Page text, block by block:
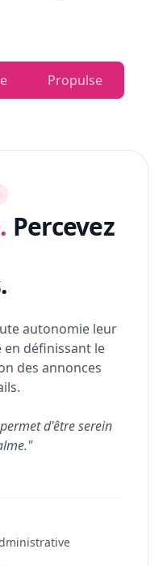
Propulse
Percevez
autonomie leur
définissant le
des annonces
d'être serein